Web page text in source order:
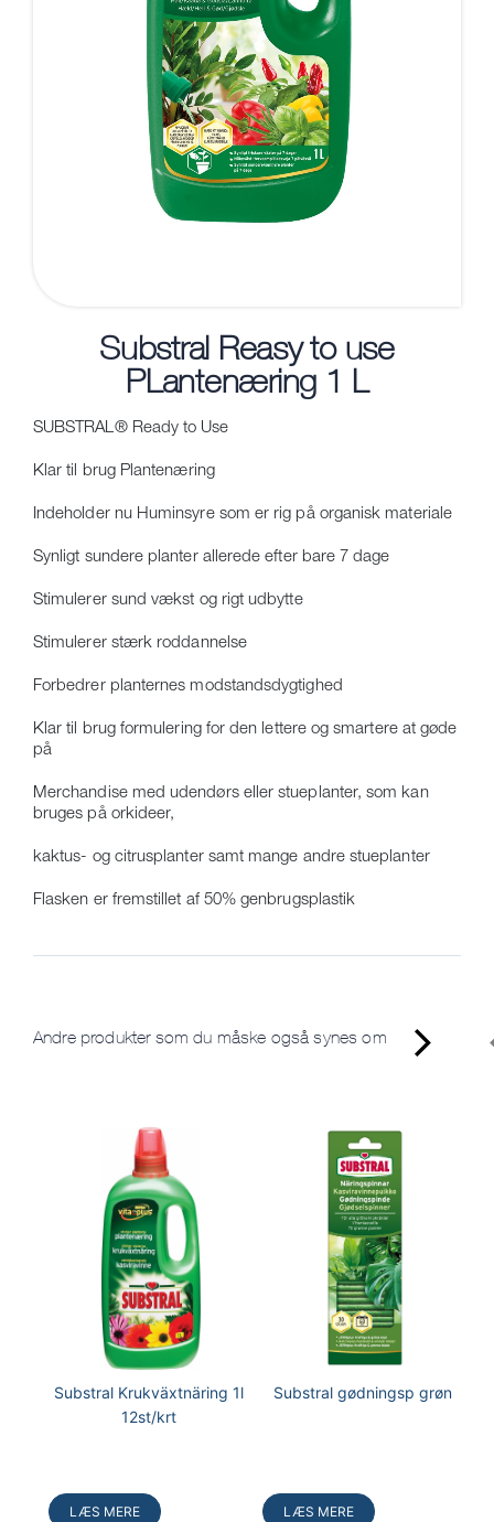
Substral Reasy to use
PLantenæring 1 L
SUBSTRAL® Ready to Use
Klar til brug Plantenæring
Indeholder nu Huminsyre som er rig på organisk materiale
Synligt sundere planter allerede efter bare 7 dage
Stimulerer sund vækst og rigt udbytte
Stimulerer stærk roddannelse
Forbedrer planternes modstandsdygtighed
Klar til brug formulering for den lettere og smartere at gøde
på
Merchandise med udendørs eller stueplanter, som kan
bruges på orkideer,
kaktus- og citrusplanter samt mange andre stueplanter
Flasken er fremstillet af 50% genbrugsplastik
Andre produkter som du måske også synes om
Substral Krukväxtnäring 1l
12st/krt
kurv
LÆS MERE
Substral gødningsp grøn
kurv
LÆS MERE